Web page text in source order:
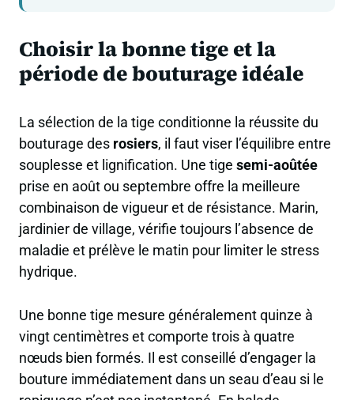
Choisir la bonne tige et la
période de bouturage idéale
La sélection de la tige conditionne la réussite du
bouturage des rosiers, il faut viser l’équilibre entre
souplesse et lignification. Une tige semi-aoûtée
prise en août ou septembre offre la meilleure
combinaison de vigueur et de résistance. Marin,
jardinier de village, vérifie toujours l’absence de
maladie et prélève le matin pour limiter le stress
hydrique.
Une bonne tige mesure généralement quinze à
vingt centimètres et comporte trois à quatre
nœuds bien formés. Il est conseillé d’engager la
bouture immédiatement dans un seau d’eau si le